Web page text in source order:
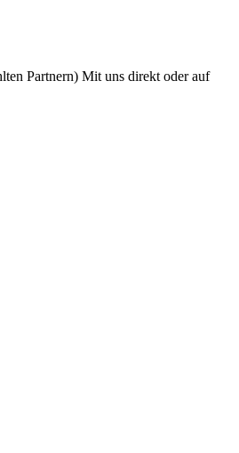
Partnern) Mit uns direkt oder auf